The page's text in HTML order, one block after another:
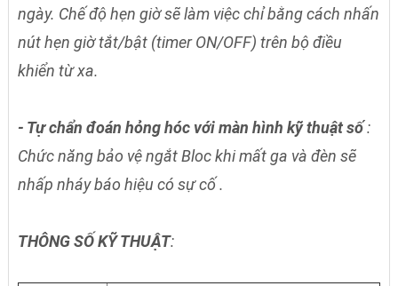
ngày. Chế độ hẹn giờ sẽ làm việc chỉ bằng cách nhấn
nút hẹn giờ tắt/bật (timer ON/OFF) trên bộ điều
khiển từ xa.
- Tự chẩn đoán hỏng hóc với màn hình kỹ thuật số:
Chức năng bảo vệ ngắt Bloc khi mất ga và đèn sẽ
nhấp nháy báo hiệu có sự cố .
THÔNG SỐ KỸ THUẬT: